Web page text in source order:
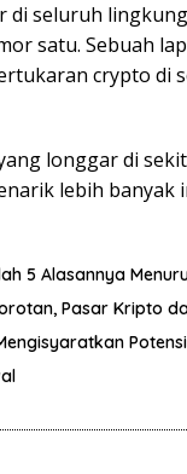
di seluruh
satu. Sebuah
crypto di
longgar di
lebih banyak
5 Alasannya
Pasar Kripto